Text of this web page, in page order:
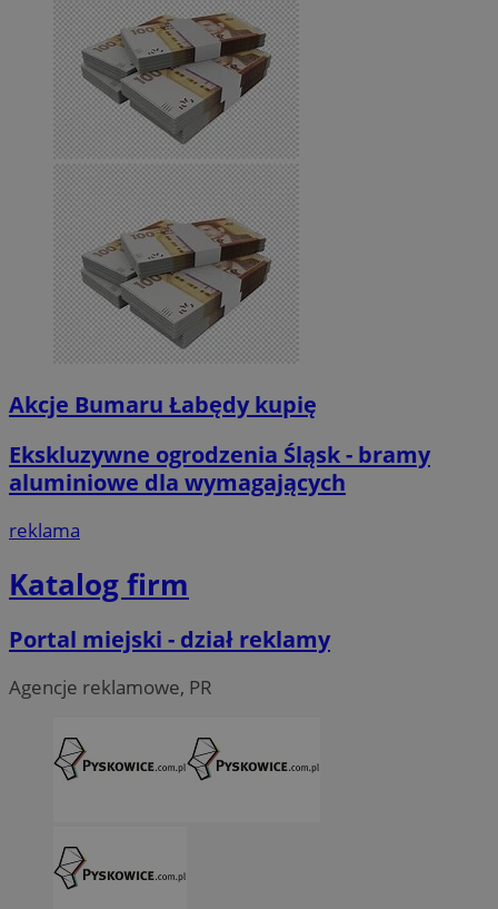
Akcje Bumaru Łabędy kupię
Ekskluzywne ogrodzenia Śląsk - bramy
aluminiowe dla wymagających
reklama
Katalog firm
Portal miejski - dział reklamy
Agencje reklamowe, PR